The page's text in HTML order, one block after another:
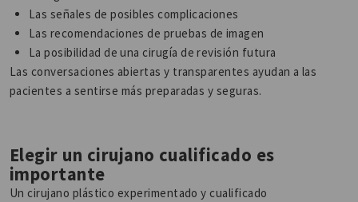
Las señales de posibles complicaciones
Las recomendaciones de pruebas de imagen
La posibilidad de una cirugía de revisión futura
Las conversaciones abiertas y transparentes ayudan a las
pacientes a sentirse más preparadas y seguras.
Elegir un cirujano cualificado es
importante
Un cirujano plástico experimentado y cualificado